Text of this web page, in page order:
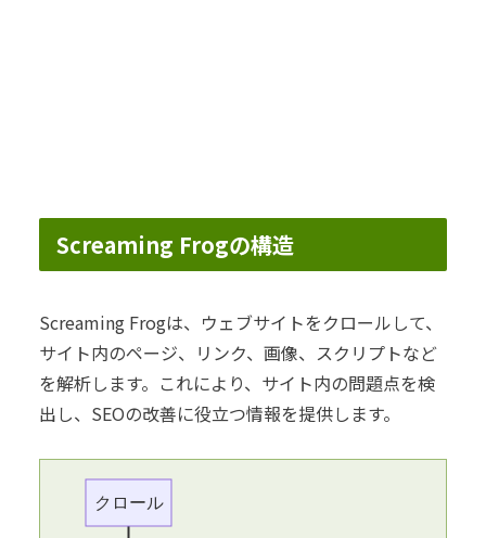
Screaming Frogの構造
Screaming Frogは、ウェブサイトをクロールして、
サイト内のページ、リンク、画像、スクリプトなど
を解析します。これにより、サイト内の問題点を検
出し、SEOの改善に役立つ情報を提供します。
クロール